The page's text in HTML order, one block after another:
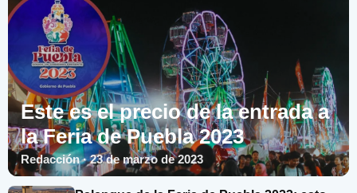
Este es el precio de la entrada a
la Feria de Puebla 2023
Redacción · 23 de marzo de 2023